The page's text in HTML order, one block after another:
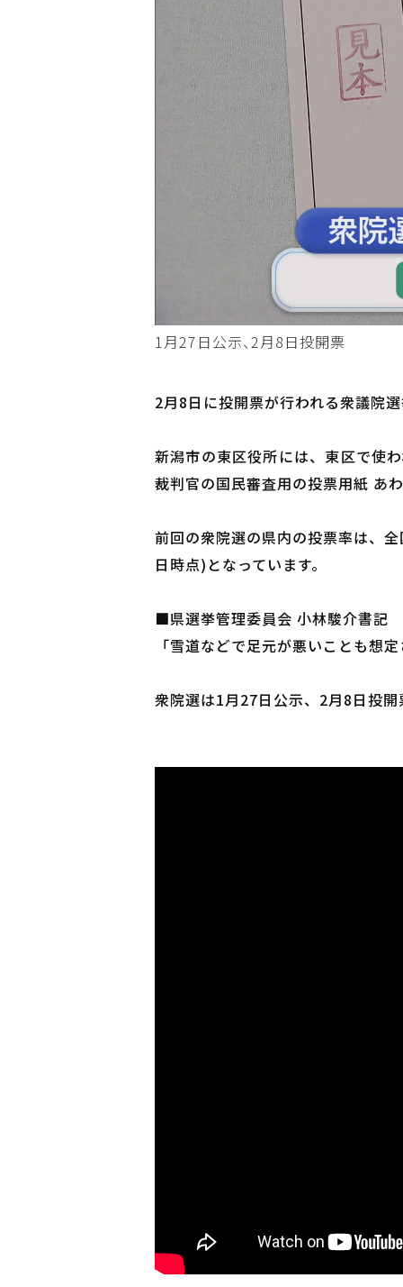
1月27日公示、2月8日投開票
2月8日に投開票が行われる衆議院
新潟市の東区役所には、東区で使
裁判官の国民審査用の投票用紙 あ
前回の衆院選の県内の投票率は、
日時点)となっています。
■県選挙管理委員会 小林駿介書記
「雪道などで足元が悪いことも想
衆院選は1月27日公示、2月8日投開